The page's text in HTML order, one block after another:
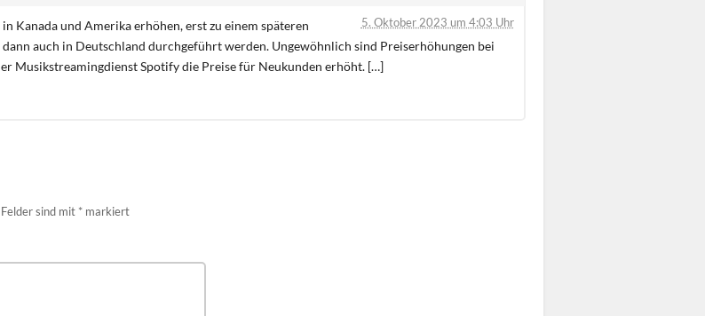
5. Oktober 2023 um 4:03 Uhr
Kanada und Amerika erhöhen, erst zu einem späteren
auch in Deutschland durchgeführt werden. Ungewöhnlich sind Preiserhöhungen bei
Musikstreamingdienst Spotify die Preise für Neukunden erhöht. […]
sind mit * markiert